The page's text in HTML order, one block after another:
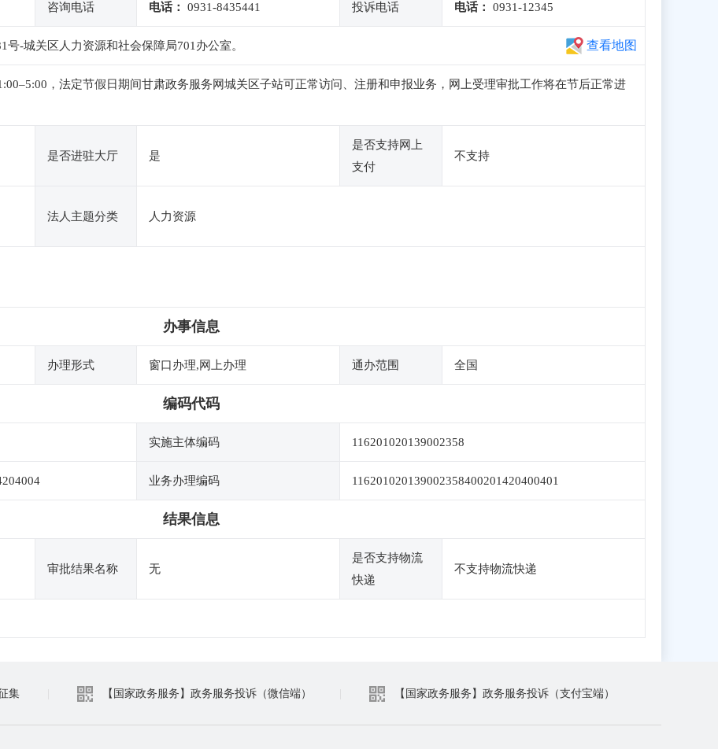
咨询电话 电话： 0931-8435441 投诉电话 电话： 0931-12345
-城关区人力资源和社会保障局701办公室。 查看地图
，法定节假日期间甘肃政务服务网城关区子站可正常访问、注册和申报业务，网上受理审批工作将在节后正常进
是否进驻大厅 是
是否支持网上
支付
不支持
法人主题分类 人力资源
办事信息
办理形式 窗口办理,网上办理 通办范围 全国
编码代码
实施主体编码 116201020139002358
业务办理编码 116201020139002358400201420400401
结果信息
审批结果名称 无
是否支持物流
快递
不支持物流快递
集 【国家政务服务】政务服务投诉（微信端） 【国家政务服务】政务服务投诉（支付宝端）